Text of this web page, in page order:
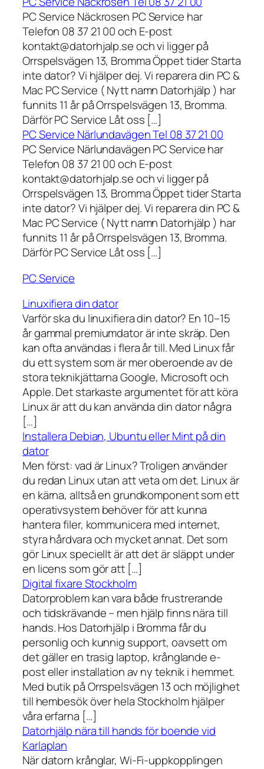
PC Service Näckrosen PC Service har
Telefon 08 37 21 00 och E-post
kontakt@datorhjalp.se och vi ligger på
Orrspelsvägen 13, Bromma Öppet tider Starta
inte dator? Vi hjälper dej. Vi reparera din PC &
Mac PC Service ( Nytt namn Datorhjälp ) har
funnits 11 år på Orrspelsvägen 13, Bromma.
Därför PC Service Låt oss […]
PC Service Närlundavägen Tel 08 37 21 00
PC Service Närlundavägen PC Service har
Telefon 08 37 21 00 och E-post
kontakt@datorhjalp.se och vi ligger på
Orrspelsvägen 13, Bromma Öppet tider Starta
inte dator? Vi hjälper dej. Vi reparera din PC &
Mac PC Service ( Nytt namn Datorhjälp ) har
funnits 11 år på Orrspelsvägen 13, Bromma.
Därför PC Service Låt oss […]
PC Service
Linuxifiera din dator
Varför ska du linuxifiera din dator? En 10–15
år gammal premiumdator är inte skräp. Den
kan ofta användas i flera år till. Med Linux får
du ett system som är mer oberoende av de
stora teknikjättarna Google, Microsoft och
Apple. Det starkaste argumentet för att köra
Linux är att du kan använda din dator några
[…]
Installera Debian, Ubuntu eller Mint på din
dator
Men först: vad är Linux? Troligen använder
du redan Linux utan att veta om det. Linux är
en kärna, alltså en grundkomponent som ett
operativsystem behöver för att kunna
hantera filer, kommunicera med internet,
styra hårdvara och mycket annat. Det som
gör Linux speciellt är att det är släppt under
en licens som gör att […]
Digital fixare Stockholm
Datorproblem kan vara både frustrerande
och tidskrävande – men hjälp finns nära till
hands. Hos Datorhjälp i Bromma får du
personlig och kunnig support, oavsett om
det gäller en trasig laptop, krånglande e-
post eller installation av ny teknik i hemmet.
Med butik på Orrspelsvägen 13 och möjlighet
till hembesök över hela Stockholm hjälper
våra erfarna […]
Datorhjälp nära till hands för boende vid
Karlaplan
När datorn krånglar, Wi-Fi-uppkopplingen